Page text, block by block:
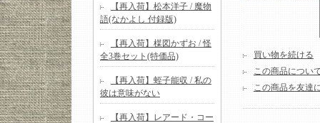
【再入荷】松本洋子 / 魔物
語(なかよし 付録版)
【再入荷】楳図かずお / 怪
全3巻セット(特価品)
【再入荷】蛭子能収 / 私の
彼は意味がない
【再入荷】レアード・コー
買い物を続ける
この商品につい
この商品を友達